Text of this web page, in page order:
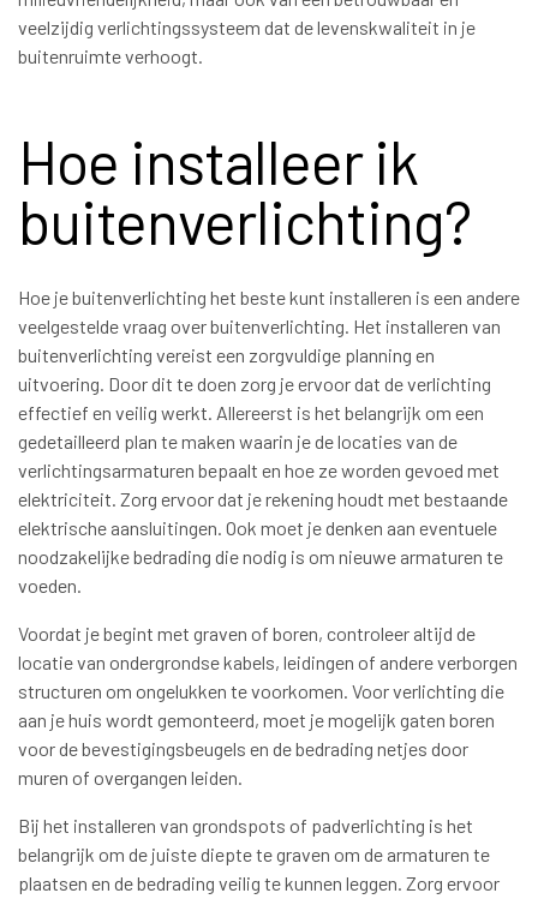
veelzijdig verlichtingssysteem dat de levenskwaliteit in je
buitenruimte verhoogt.
Hoe installeer ik
buitenverlichting?
Hoe je buitenverlichting het beste kunt installeren is een andere
veelgestelde vraag over buitenverlichting. Het installeren van
buitenverlichting vereist een zorgvuldige planning en
uitvoering. Door dit te doen zorg je ervoor dat de verlichting
effectief en veilig werkt. Allereerst is het belangrijk om een
gedetailleerd plan te maken waarin je de locaties van de
verlichtingsarmaturen bepaalt en hoe ze worden gevoed met
elektriciteit. Zorg ervoor dat je rekening houdt met bestaande
elektrische aansluitingen. Ook moet je denken aan eventuele
noodzakelijke bedrading die nodig is om nieuwe armaturen te
voeden.
Voordat je begint met graven of boren, controleer altijd de
locatie van ondergrondse kabels, leidingen of andere verborgen
structuren om ongelukken te voorkomen. Voor verlichting die
aan je huis wordt gemonteerd, moet je mogelijk gaten boren
voor de bevestigingsbeugels en de bedrading netjes door
muren of overgangen leiden.
Bij het installeren van grondspots of padverlichting is het
belangrijk om de juiste diepte te graven om de armaturen te
plaatsen en de bedrading veilig te kunnen leggen. Zorg ervoor